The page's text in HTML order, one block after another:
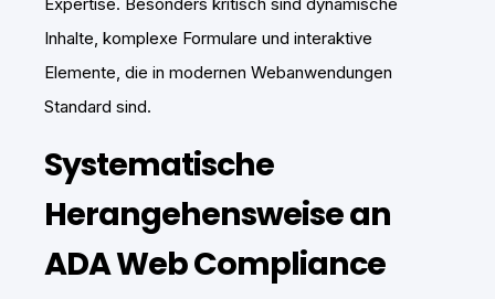
Inhalte, komplexe Formulare und interaktive
Elemente, die in modernen Webanwendungen
Standard sind.
Systematische
Herangehensweise an
ADA Web Compliance